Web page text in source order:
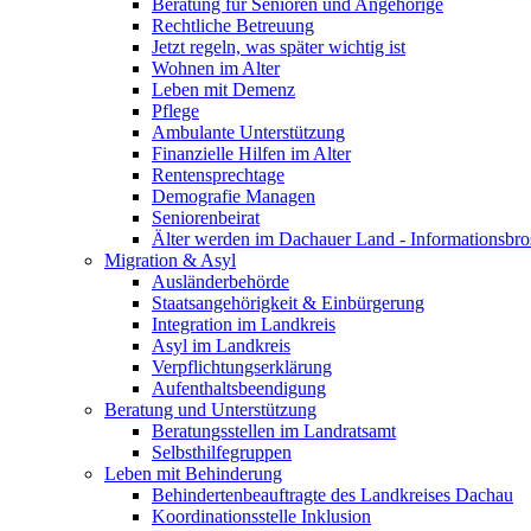
Rechtliche Betreuung
Jetzt regeln, was später wichtig ist
Wohnen im Alter
Leben mit Demenz
Pflege
Ambulante Unterstützung
Finanzielle Hilfen im Alter
Rentensprechtage
Demografie Managen
Seniorenbeirat
Älter werden im Dachauer Land -
Migration & Asyl
Ausländerbehörde
Staatsangehörigkeit & Einbürgerung
Integration im Landkreis
Asyl im Landkreis
Verpflichtungserklärung
Aufenthaltsbeendigung
Beratung und Unterstützung
Beratungsstellen im Landratsamt
Selbsthilfegruppen
Leben mit Behinderung
Behindertenbeauftragte des Landkreises Dachau
Koordinationsstelle Inklusion